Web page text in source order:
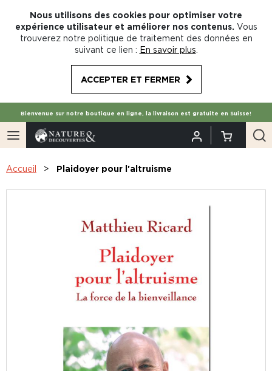
Nous utilisons des cookies pour optimiser votre
expérience utilisateur et améliorer nos contenus. Vous
trouverez notre politique de traitement des données en
suivant ce lien : En savoir plus
ACCEPTER ET FERMER
Bienvenue sur notre boutique en ligne, la livraison est gratuite en Suisse!
Accueil Plaidoyer pour l'altruisme